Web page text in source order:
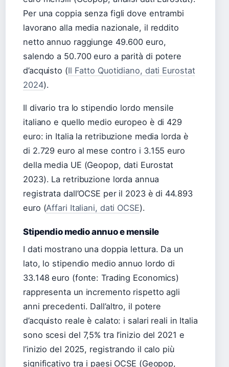
Per una coppia senza figli dove entrambi
lavorano alla media nazionale, il reddito
netto annuo raggiunge 49.600 euro,
salendo a 50.700 euro a parità di potere
d’acquisto (Il Fatto Quotidiano, dati Eurostat
2024).
Il divario tra lo stipendio lordo mensile
italiano e quello medio europeo è di 429
euro: in Italia la retribuzione media lorda è
di 2.729 euro al mese contro i 3.155 euro
della media UE (Geopop, dati Eurostat
2023). La retribuzione lorda annua
registrata dall’OCSE per il 2023 è di 44.893
euro (Affari Italiani, dati OCSE).
Stipendio medio annuo e mensile
I dati mostrano una doppia lettura. Da un
lato, lo stipendio medio annuo lordo di
33.148 euro (fonte: Trading Economics)
rappresenta un incremento rispetto agli
anni precedenti. Dall’altro, il potere
d’acquisto reale è calato: i salari reali in Italia
sono scesi del 7,5% tra l’inizio del 2021 e
l’inizio del 2025, registrando il calo più
significativo tra i paesi OCSE (Geopop,